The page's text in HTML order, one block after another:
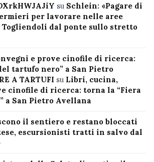
su Schlein: «Pagare di
per lavorare nelle aree
dal ponte sullo stretto
e prove cinofile di ricerca:
tartufo nero” a San Pietro
A TARTUFI su Libri, cucina,
cinofile di ricerca: torna la “Fiera
a San Pietro Avellana
il sentiero e restano bloccati
escursionisti tratti in salvo dal